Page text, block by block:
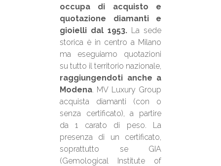
occupa di acquisto e
quotazione diamanti e
gioielli dal 1953. La sede
storica è in centro a Milano
ma eseguiamo quotazioni
su tutto il territorio nazionale,
raggiungendoti anche a
Modena . MV Luxury Group
acquista diamanti (con o
senza certificato), a partire
da 1 carato di peso. La
presenza di un certificato,
soprattutto se GIA
(Gemological Institute of